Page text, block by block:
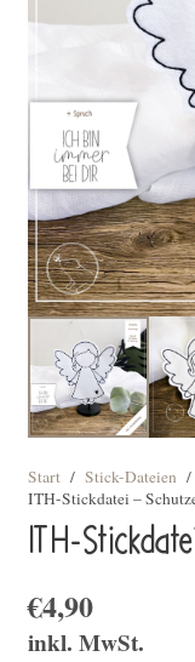
Start / Stick-Dateien /
ITH-Stickdatei –
ITH-
€4,90
inkl. MwSt.